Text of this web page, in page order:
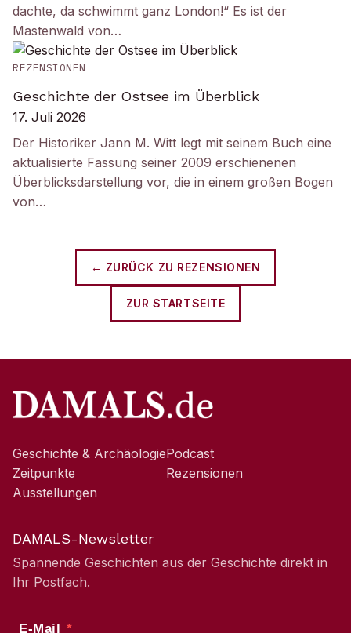
dachte, da schwimmt ganz London!“ Es ist der
Mastenwald von…
REZENSIONEN
Geschichte der Ostsee im Überblick
17. Juli 2026
Der Historiker Jann M. Witt legt mit seinem Buch eine
aktualisierte Fassung seiner 2009 erschienenen
Überblicksdarstellung vor, die in einem großen Bogen
von…
← ZURÜCK ZU REZENSIONEN
ZUR STARTSEITE
Geschichte & Archäologie
Zeitpunkte
Ausstellungen
Podcast
Rezensionen
DAMALS-Newsletter
Spannende Geschichten aus der Geschichte direkt in
Ihr Postfach.